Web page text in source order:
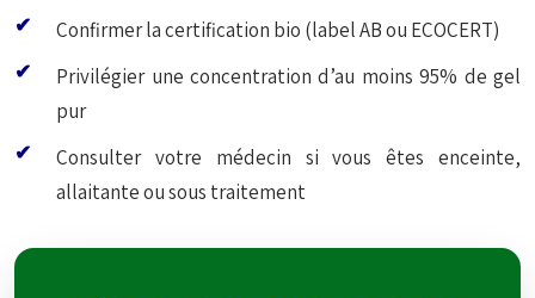
Confirmer la certification bio (label AB ou ECOCERT)
Privilégier une concentration d’au moins 95% de gel
pur
Consulter votre médecin si vous êtes enceinte,
allaitante ou sous traitement